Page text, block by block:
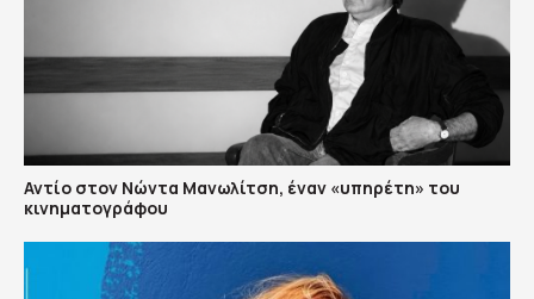
Αντίο στον Νώντα Μανωλίτση, έναν «υπηρέτη» του
κινηματογράφου